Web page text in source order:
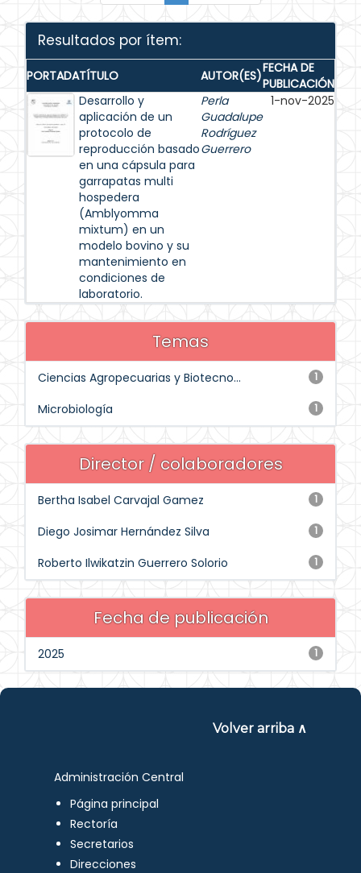
Resultados por ítem:
PORTADATÍTULO AUTOR(ES)FECHA DE
PUBLICACIÓN
Desarrollo y
aplicación de un
protocolo de
reproducción basado
en una cápsula para
garrapatas multi
hospedera
(Amblyomma
mixtum) en un
modelo bovino y su
mantenimiento en
condiciones de
laboratorio.
Perla
Guadalupe
Rodríguez
Guerrero
1-nov-2025
Temas
1
Ciencias Agropecuarias y Biotecno...
1
Microbiología
Director / colaboradores
1
Bertha Isabel Carvajal Gamez
1
Diego Josimar Hernández Silva
1
Roberto Ilwikatzin Guerrero Solorio
Fecha de publicación
1
2025
Volver arriba ∧
Administración Central
Página principal
Rectoría
Secretarios
Direcciones